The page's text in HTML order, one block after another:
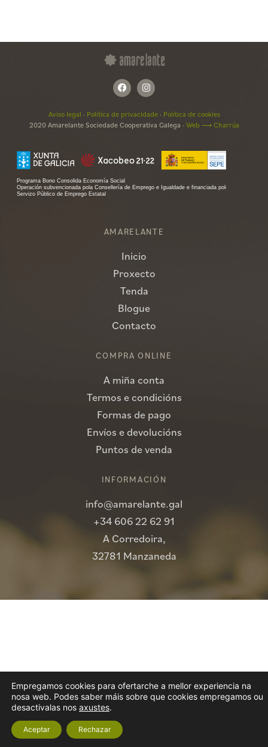
Aviso legal · Política de privacidade· Política de cookies
2020 Amarelante Sociedade Cooperativa Galega · Web ⟶ Charrúa
AMARELANTE
Inicio
Proxecto
Tenda
Blogue
Contacto
COMPRA ONLINE
A miña conta
Termos e condicións
Formas de pago
Envíos e devolucións
Puntos de venda
INFORMACIÓN
info@amarelante.gal
+34 606 22 62 91
A Corredoira,
32781 Manzaneda
Empregamos cookies para ofertarche a mellor experiencia na
nosa web. Podes saber máis sobre que cookies empregamos ou
desactivalas nos axustes.
Aceptar Rechazar